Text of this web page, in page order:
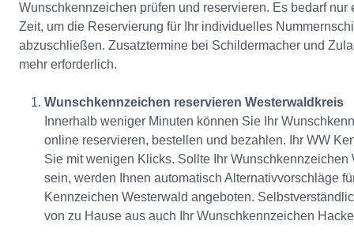
Wunschkennzeichen prüfen und reservieren. Es bedarf nur
Zeit, um die Reservierung für Ihr individuelles
abzuschließen. Zusatztermine bei Schildermacher und
mehr erforderlich.
Wunschkennzeichen reservieren Westerwaldkreis
Innerhalb weniger Minuten können Sie Ihr
online reservieren, bestellen und bezahlen. Ihr WW
Sie mit wenigen Klicks. Sollte Ihr Wunschkennzeichen
sein, werden Ihnen automatisch Alternativvorschläge
Kennzeichen Westerwald angeboten.
von zu Hause aus auch Ihr Wunschkennzeichen